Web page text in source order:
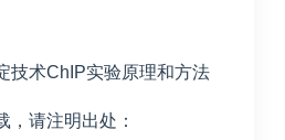
，请注明出处：